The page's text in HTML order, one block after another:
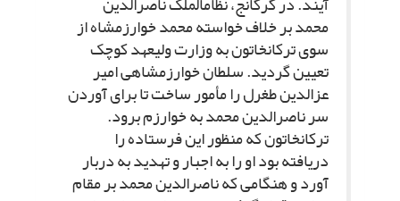
محمد بر خلاف خواسته محمد خوارزمشاه از
سوى ترکان‏خاتون به وزارت ولیعهد کوچک
تعیین گردید. سلطان خوارزمشاهى امیر
عزالدین طغرل را مأمور ساخت تا براى آوردن
سر ناصرالدین محمد به خوارزم برود.
ترکان‏خاتون که منظور این فرستاده را
دریافته بود او را به اجبار و تهدید به دربار
آورد و هنگامى که ناصرالدین محمد بر مقام